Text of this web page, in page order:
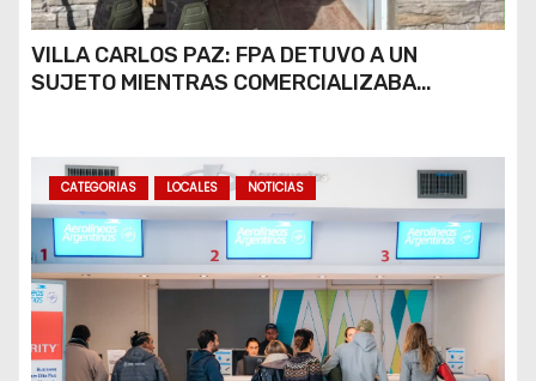
VILLA CARLOS PAZ: FPA DETUVO A UN
SUJETO MIENTRAS COMERCIALIZABA
CATEGORIAS LOCALES NOTICIAS